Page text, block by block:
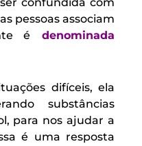
pessoas associam
é
denominada
difíceis, ela
substâncias
para nos ajudar a
é uma resposta